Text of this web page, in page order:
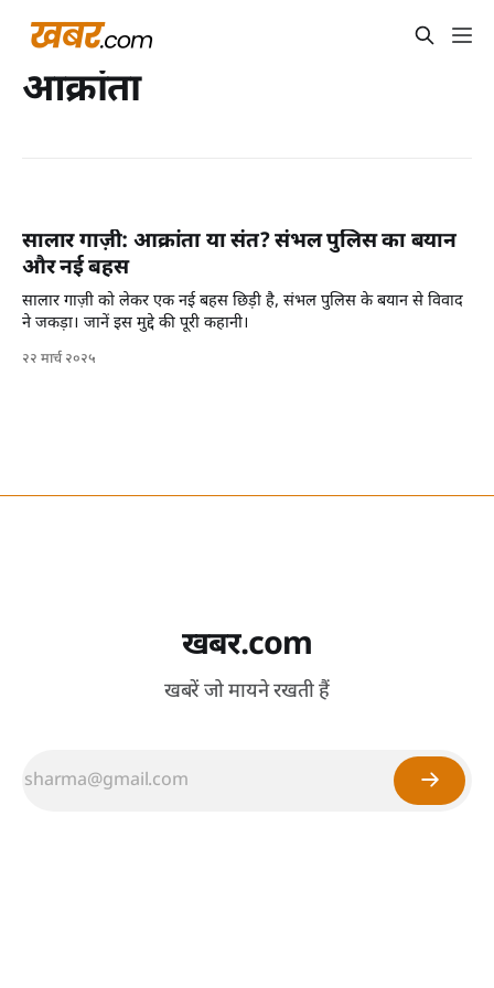
आक्रांता
सालार गाज़ी: आक्रांता या संत? संभल पुलिस का बयान
और नई बहस
सालार गाज़ी को लेकर एक नई बहस छिड़ी है, संभल पुलिस के बयान से विवाद
ने जकड़ा। जानें इस मुद्दे की पूरी कहानी।
२२ मार्च २०२५
खबर.com
खबरें जो मायने रखती हैं